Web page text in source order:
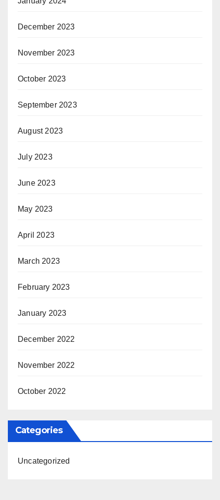
December 2023
November 2023
October 2023
September 2023
August 2023
July 2023
June 2023
May 2023
April 2023
March 2023
February 2023
January 2023
December 2022
November 2022
October 2022
Categories
Uncategorized